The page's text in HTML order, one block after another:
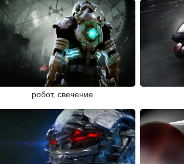
робот, свечение